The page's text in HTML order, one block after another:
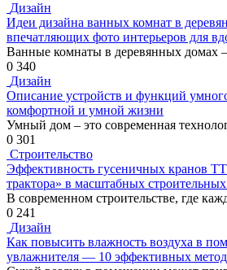
Дизайн
Идеи дизайна ванных комнат в
впечатляющих фото интерьеров для
Ванные комнаты в деревянных домах
0 340
Дизайн
Описание устройств и функций
комфортной и умной жизни
Умный дом – это современная
0 301
Строительство
Эффективность гусеничных кранов
трактора» в масштабных
В современном строительстве, где
0 241
Дизайн
Как повысить влажность воздуха в
увлажнителя — 10 эффективных